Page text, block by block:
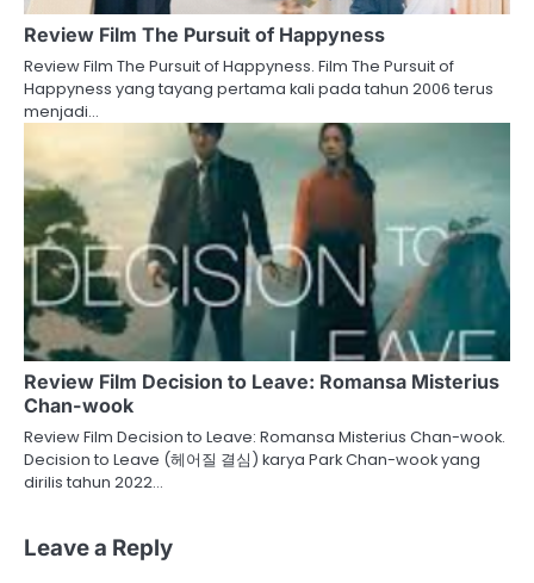
Review Film The Pursuit of Happyness
Review Film The Pursuit of Happyness. Film The Pursuit of
Happyness yang tayang pertama kali pada tahun 2006 terus
menjadi…
Review Film Decision to Leave: Romansa Misterius
Chan-wook
Review Film Decision to Leave: Romansa Misterius Chan-wook.
Decision to Leave (헤어질 결심) karya Park Chan-wook yang
dirilis tahun 2022…
Leave a Reply